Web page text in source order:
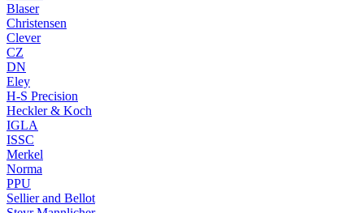
Blaser
Christensen
Clever
CZ
DN
Eley
H-S Precision
Heckler & Koch
IGLA
ISSC
Merkel
Norma
PPU
Sellier and Bellot